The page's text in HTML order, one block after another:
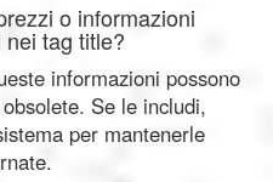
o informazioni
tag title?
informazioni possono
Se le includi,
per mantenerle